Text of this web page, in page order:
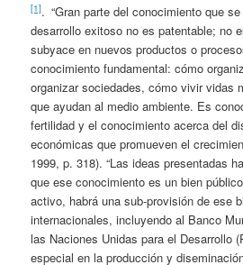
[1]. “Gran parte del conocimiento que
desarrollo exitoso no es patentable; no
subyace en nuevos productos o
conocimiento fundamental: cómo
organizar sociedades, cómo vivir vidas
que ayudan al medio ambiente. Es
fertilidad y el conocimiento acerca del
económicas que promueven el
1999, p. 318). “Las ideas presentadas
que ese conocimiento es un bien
activo, habrá una sub-provisión de ese
internacionales, incluyendo al Banco
las Naciones Unidas para el Desarrollo
especial en la producción y